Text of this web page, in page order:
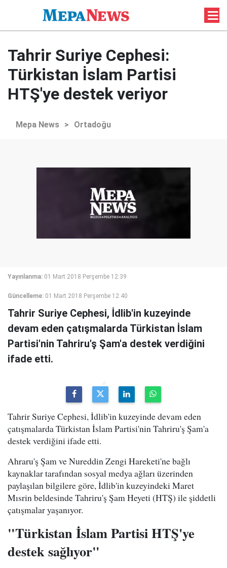
Tahrir Suriye Cephesi:
Türkistan İslam Partisi
HTŞ'ye destek veriyor
Mepa News > Ortadoğu
Yayınlanma: 01 Mart 2018 Perşembe 12:39
Güncelleme: 01 Mart 2018 Perşembe 12:40
Tahrir Suriye Cephesi, İdlib'in kuzeyinde
devam eden çatışmalarda Türkistan İslam
Partisi'nin Tahriru'ş Şam'a destek verdiğini
ifade etti.
Tahrir Suriye Cephesi, İdlib'in kuzeyinde devam eden
çatışmalarda Türkistan İslam Partisi'nin Tahriru'ş Şam'a
destek verdiğini ifade etti.
Ahraru'ş Şam ve Nureddin Zengi Hareketi'ne bağlı
kaynaklar tarafından sosyal medya ağları üzerinden
paylaşılan bilgilere göre, İdlib'in kuzeyindeki Maret
Mısrin beldesinde Tahriru'ş Şam Heyeti (HTŞ) ile şiddetli
çatışmalar yaşanıyor.
"Türkistan İslam Partisi HTŞ'ye
destek sağlıyor"